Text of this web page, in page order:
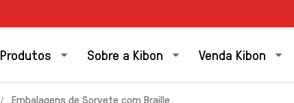
Produtos Sobre a Kibon Venda Kibon
Embalagens de Sorvete com Braille